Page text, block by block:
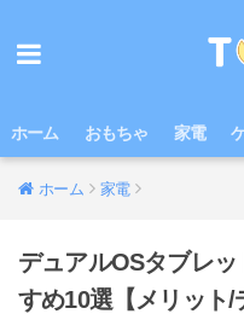
ホーム おもちゃ 家電
ホーム 家電
デュアルOSタブレ
すめ10選【メリット/